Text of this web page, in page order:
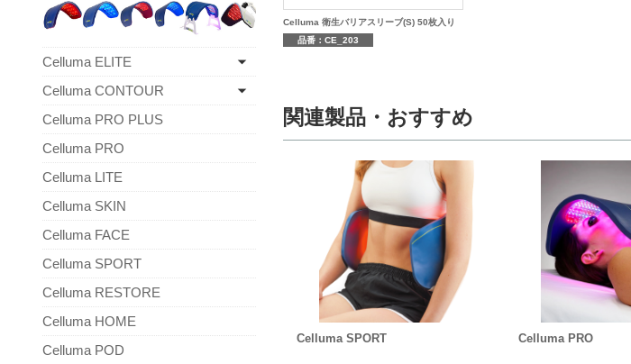
Celluma 衛生バリアスリーブ(S) 50枚入り
品番：CE_203
関連製品・おすすめ
Celluma SPORT Celluma PRO
Celluma ELITE
Celluma CONTOUR
Celluma PRO PLUS
Celluma PRO
Celluma LITE
Celluma SKIN
Celluma FACE
Celluma SPORT
Celluma RESTORE
Celluma HOME
Celluma POD